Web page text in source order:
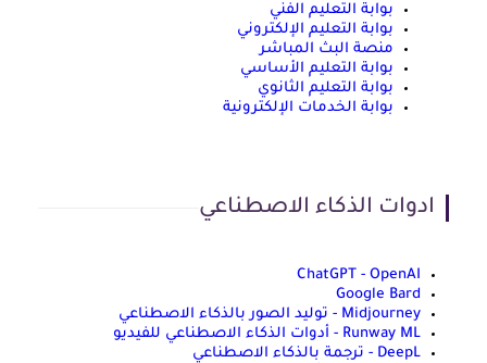
بوابة التعليم الفني
بوابة التعليم الإلكتروني
منصة البث المباشر
بوابة التعليم الأساسي
بوابة التعليم الثانوي
بوابة الخدمات الإلكترونية
ادوات الذكاء الاصطناعي
ChatGPT - OpenAI
Google Bard
Midjourney - توليد الصور بالذكاء الاصطناعي
Runway ML - أدوات الذكاء الاصطناعي للفيديو
DeepL - ترجمة بالذكاء الاصطناعي